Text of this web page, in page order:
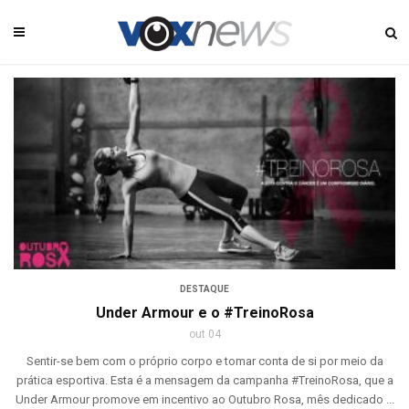
DESTAQUE
Under Armour e o #TreinoRosa
out 04
Sentir-se bem com o próprio corpo e tomar conta de si por meio da
prática esportiva. Esta é a mensagem da campanha #TreinoRosa, que a
Under Armour promove em incentivo ao Outubro Rosa, mês dedicado ...